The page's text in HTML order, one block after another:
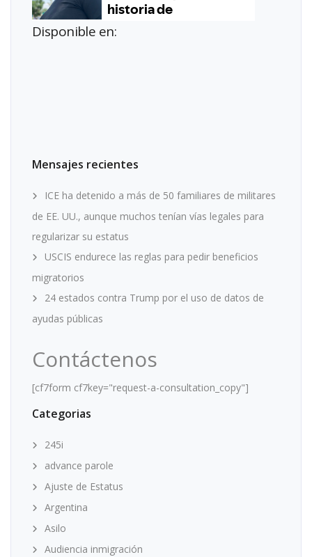
Disponible en:
Mensajes recientes
ICE ha detenido a más de 50 familiares de militares
de EE. UU., aunque muchos tenían vías legales para
regularizar su estatus
USCIS endurece las reglas para pedir beneficios
migratorios
24 estados contra Trump por el uso de datos de
ayudas públicas
Contáctenos
[cf7form cf7key="request-a-consultation_copy"]
Categorias
245i
advance parole
Ajuste de Estatus
Argentina
Asilo
Audiencia inmigración